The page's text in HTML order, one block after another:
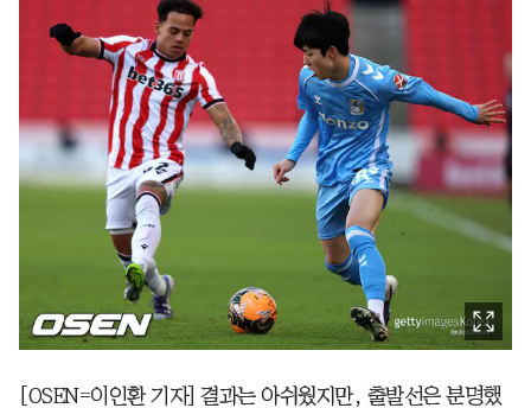
[OSEN=이인환 기자] 결과는 아쉬웠지만, 출발선은 분명했